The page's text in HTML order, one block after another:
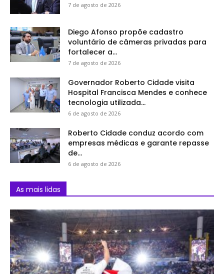
7 de agosto de 2026
Diego Afonso propõe cadastro
voluntário de câmeras privadas para
fortalecer a...
7 de agosto de 2026
Governador Roberto Cidade visita
Hospital Francisca Mendes e conhece
tecnologia utilizada...
6 de agosto de 2026
Roberto Cidade conduz acordo com
empresas médicas e garante repasse
de...
6 de agosto de 2026
As mais lidas